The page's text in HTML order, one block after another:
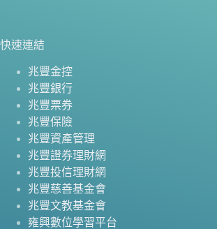
快速連結
兆豐金控
兆豐銀行
兆豐票券
兆豐保險
兆豐資產管理
兆豐證券理財網
兆豐投信理財網
兆豐慈善基金會
兆豐文教基金會
雍興數位學習平台